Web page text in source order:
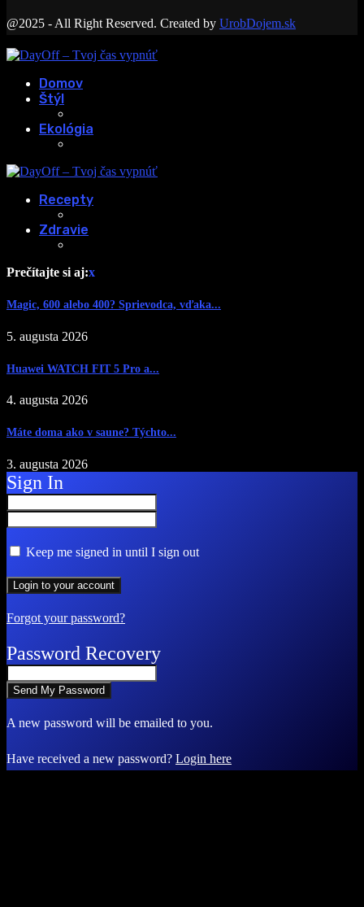
@2025 - All Right Reserved. Created by UrobDojem.sk
Domov
Štýl
Ekológia
Recepty
Zdravie
Prečítajte si aj:x
Magic, 600 alebo 400? Sprievodca, vďaka...
5. augusta 2026
Huawei WATCH FIT 5 Pro a...
4. augusta 2026
Máte doma ako v saune? Týchto...
3. augusta 2026
Sign In
Keep me signed in until I sign out
Forgot your password?
Password Recovery
A new password will be emailed to you.
Have received a new password? Login here